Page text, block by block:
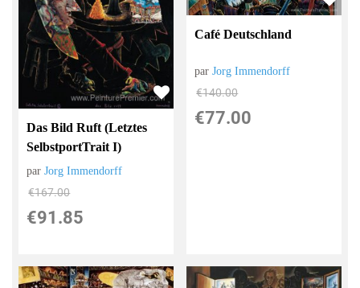
Das Bild Ruft (Letztes
SelbstportTrait I)
parJorg Immendorff
€167.00
€91.85
Café Deutschland
parJorg Immendorff
€140.00
€77.00